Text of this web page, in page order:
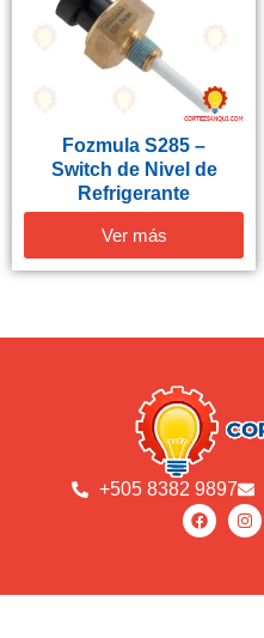
Fozmula S285 –
Switch de Nivel de
Refrigerante
Ver más
+505 8382 9897